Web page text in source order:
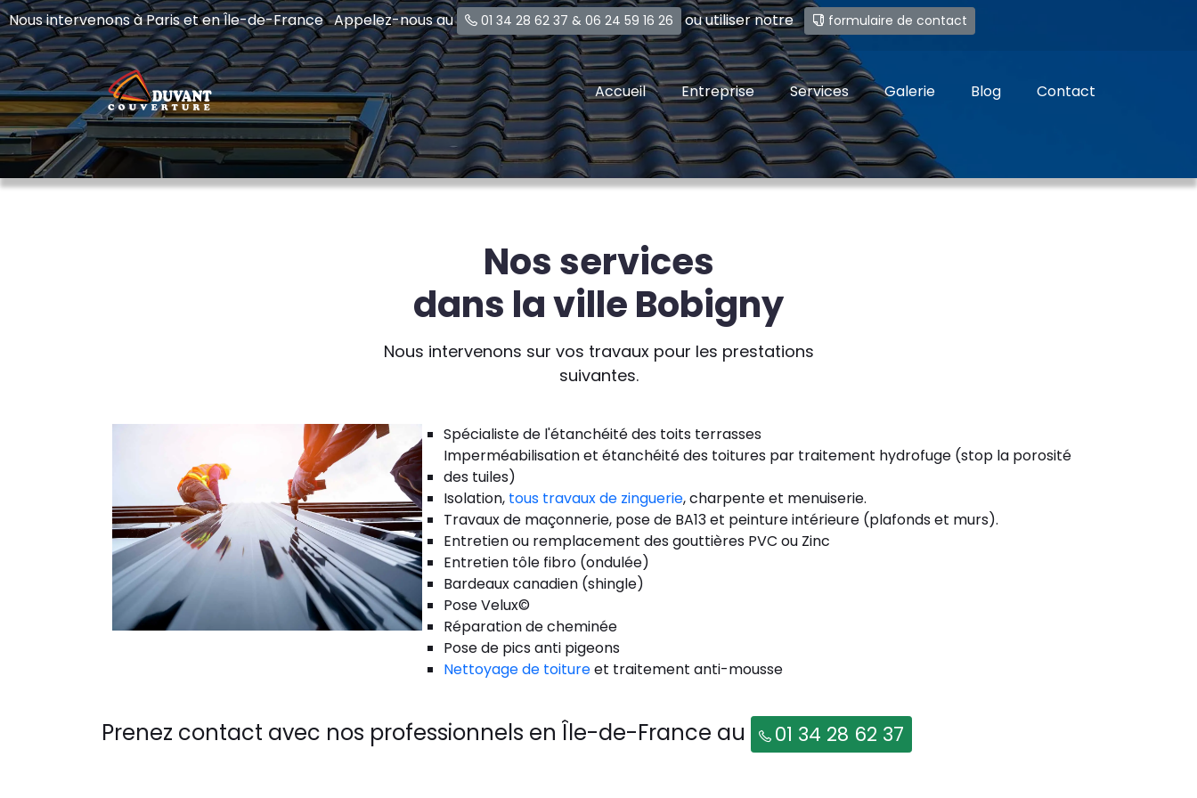
Nous intervenons à Paris et en Île-de-France Appelez-nous au 01 34 28 62 37 & 06 24 59 16 26 ou utiliser notre formulaire de contact
Accueil Entreprise Services Galerie Blog Contact
Nos services
dans la ville Bobigny
Nous intervenons sur vos travaux pour les prestations
suivantes.
Spécialiste de l'étanchéité des toits terrasses
Imperméabilisation et étanchéité des toitures par traitement hydrofuge (stop la porosité
des tuiles)
Isolation, tous travaux de zinguerie, charpente et menuiserie.
Travaux de maçonnerie, pose de BA13 et peinture intérieure (plafonds et murs).
Entretien ou remplacement des gouttières PVC ou Zinc
Entretien tôle fibro (ondulée)
Bardeaux canadien (shingle)
Pose Velux©
Réparation de cheminée
Pose de pics anti pigeons
Nettoyage de toitureet traitement anti-mousse
Prenez contact avec nos professionnels en Île-de-France au 01 34 28 62 37